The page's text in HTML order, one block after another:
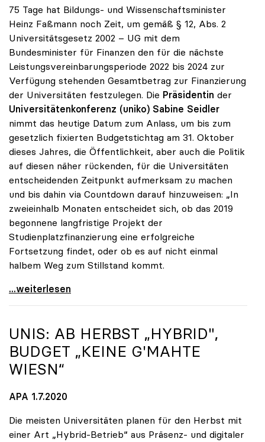
75 Tage hat Bildungs- und Wissenschaftsminister
Heinz Faßmann noch Zeit, um gemäß § 12, Abs. 2
Universitätsgesetz 2002 – UG mit dem
Bundesminister für Finanzen den für die nächste
Leistungsvereinbarungsperiode 2022 bis 2024 zur
Verfügung stehenden Gesamtbetrag zur Finanzierung
der Universitäten festzulegen. Die Präsidentin der
Universitätenkonferenz (uniko) Sabine Seidler
nimmt das heutige Datum zum Anlass, um bis zum
gesetzlich fixierten Budgetstichtag am 31. Oktober
dieses Jahres, die Öffentlichkeit, aber auch die Politik
auf diesen näher rückenden, für die Universitäten
entscheidenden Zeitpunkt aufmerksam zu machen
und bis dahin via Countdown darauf hinzuweisen: „In
zweieinhalb Monaten entscheidet sich, ob das 2019
begonnene langfristige Projekt der
Studienplatzfinanzierung eine erfolgreiche
Fortsetzung findet, oder ob es auf nicht einmal
halbem Weg zum Stillstand kommt.
Seidler: „Der Stichtag für das Budget rückt näher“
...weiterlesen
UNIS: AB HERBST „HYBRID",
BUDGET „KEINE G'MAHTE
WIESN“
APA 1.7.2020
Die meisten Universitäten planen für den Herbst mit
einer Art „Hybrid-Betrieb“ aus Präsenz- und digitaler